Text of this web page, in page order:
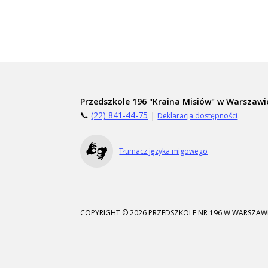
Przedszkole 196 "Kraina Misiów" w
📞(22) 841-44-75 | Deklaracja dostępności
Tłumacz języka migowego
COPYRIGHT © 2026 PRZEDSZKOLE NR 196 W